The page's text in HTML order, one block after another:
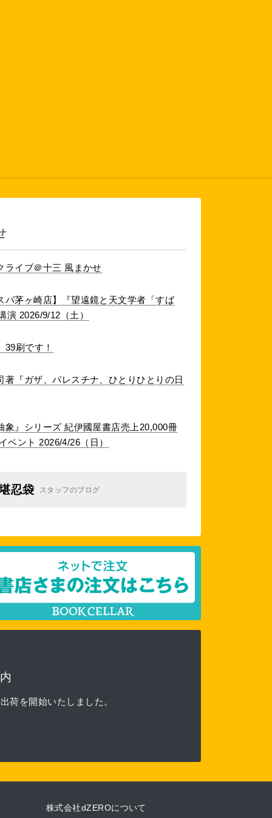
ライブ＠十三 風まかせ
パ茅ヶ崎店】『望遠鏡と天文学者「すば
演 2026/9/12（土）
刷です！
著『ガザ、パレスチナ、ひとりひとりの日
象』シリーズ 紀伊國屋書店売上20,000冊
ベント 2026/4/26（日）
忍袋 スタッフのブログ
荷を開始いたしました。
株式会社dZEROについて